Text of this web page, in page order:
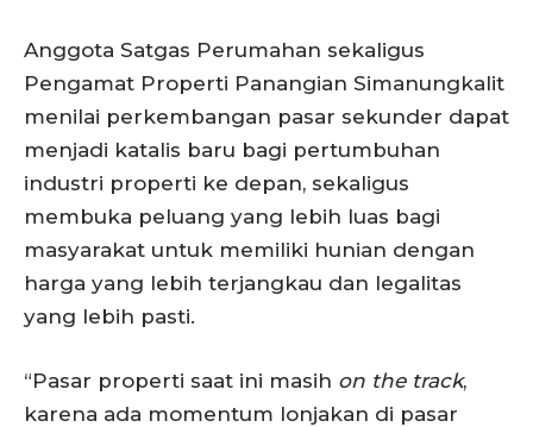
Anggota Satgas Perumahan sekaligus
Pengamat Properti Panangian Simanungkalit
menilai perkembangan pasar sekunder dapat
menjadi katalis baru bagi pertumbuhan
industri properti ke depan, sekaligus
membuka peluang yang lebih luas bagi
masyarakat untuk memiliki hunian dengan
harga yang lebih terjangkau dan legalitas
yang lebih pasti.
“Pasar properti saat ini masih on the track,
karena ada momentum lonjakan di pasar